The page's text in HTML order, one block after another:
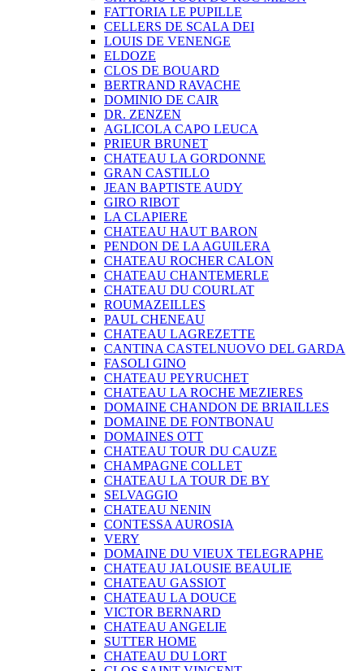
FATTORIA LE PUPILLE
CELLERS DE SCALA DEI
LOUIS DE VENENGE
ELDOZE
CLOS DE BOUARD
BERTRAND RAVACHE
DOMINIO DE CAIR
DR. ZENZEN
AGLICOLA CAPO LEUCA
PRIEUR BRUNET
CHATEAU LA GORDONNE
GRAN CASTILLO
JEAN BAPTISTE AUDY
GIRO RIBOT
LA CLAPIERE
CHATEAU HAUT BARON
PENDON DE LA AGUILERA
CHATEAU ROCHER CALON
CHATEAU CHANTEMERLE
CHATEAU DU COURLAT
ROUMAZEILLES
PAUL CHENEAU
CHATEAU LAGREZETTE
CANTINA CASTELNUOVO DEL GARDA
FASOLI GINO
CHATEAU PEYRUCHET
CHATEAU LA ROCHE MEZIERES
DOMAINE CHANDON DE BRIAILLES
DOMAINE DE FONTBONAU
DOMAINES OTT
CHATEAU TOUR DU CAUZE
CHAMPAGNE COLLET
CHATEAU LA TOUR DE BY
SELVAGGIO
CHATEAU NENIN
CONTESSA AUROSIA
VERY
DOMAINE DU VIEUX TELEGRAPHE
CHATEAU JALOUSIE BEAULIE
CHATEAU GASSIOT
CHATEAU LA DOUCE
VICTOR BERNARD
CHATEAU ANGELIE
SUTTER HOME
CHATEAU DU LORT